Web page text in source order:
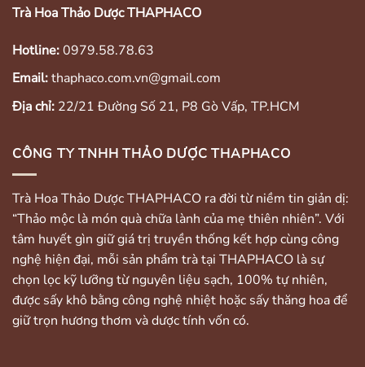
Trà Hoa Thảo Dược THAPHACO
Hotline:0979.58.78.63
Email:thaphaco.com.vn@gmail.com
Địa chỉ: 22/21 Đường Số 21, P8 Gò Vấp, TP.HCM
CÔNG TY TNHH THẢO DƯỢC THAPHACO
Trà Hoa Thảo Dược THAPHACO ra đời từ niềm tin giản dị:
“Thảo mộc là món quà chữa lành của mẹ thiên nhiên”. Với
tâm huyết gìn giữ giá trị truyền thống kết hợp cùng công
nghệ hiện đại, mỗi sản phẩm trà tại THAPHACO là sự
chọn lọc kỹ lưỡng từ nguyên liệu sạch, 100% tự nhiên,
được sấy khô bằng công nghệ nhiệt hoặc sấy thăng hoa để
giữ trọn hương thơm và dược tính vốn có.